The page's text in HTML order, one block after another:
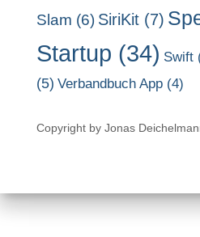
Slam (6) SiriKit (7)
Startup (34) Swift
(5) Verbandbuch App (4)
Copyright by Jonas